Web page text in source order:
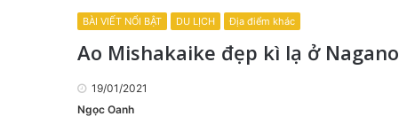
BÀI VIẾT NỔI BẬT DU LỊCH Địa điểm khác
Ao Mishakaike đẹp kì lạ ở Nagano
19/01/2021
Ngọc Oanh